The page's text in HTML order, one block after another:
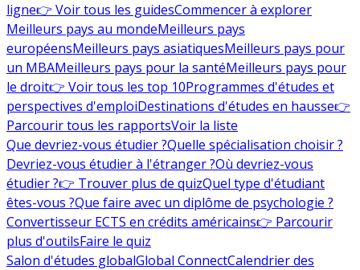
ligne👉 Voir tous les guidesCommencer à explorer
Meilleurs pays au mondeMeilleurs pays
européensMeilleurs pays asiatiquesMeilleurs pays pour
un MBAMeilleurs pays pour la santéMeilleurs pays pour
le droit👉 Voir tous les top 10Programmes d'études et
perspectives d'emploiDestinations d'études en hausse👉
Parcourir tous les rapportsVoir la liste
Que devriez-vous étudier ?Quelle spécialisation choisir ?
Devriez-vous étudier à l'étranger ?Où devriez-vous
étudier ?👉 Trouver plus de quizQuel type d'étudiant
êtes-vous ?Que faire avec un diplôme de psychologie ?
Convertisseur ECTS en crédits américains👉 Parcourir
plus d'outilsFaire le quiz
Salon d'études globalGlobal ConnectCalendrier des